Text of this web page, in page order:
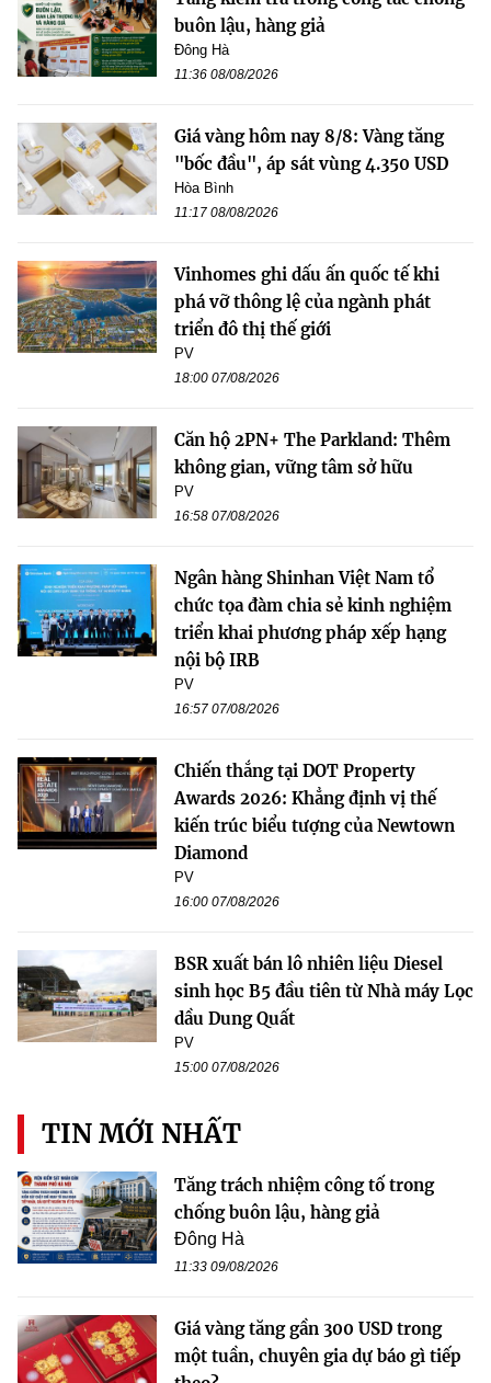
buôn lậu, hàng giả
Đông Hà
11:36 08/08/2026
Giá vàng hôm nay 8/8: Vàng tăng
"bốc đầu", áp sát vùng 4.350 USD
Hòa Bình
11:17 08/08/2026
Vinhomes ghi dấu ấn quốc tế khi
phá vỡ thông lệ của ngành phát
triển đô thị thế giới
PV
18:00 07/08/2026
Căn hộ 2PN+ The Parkland: Thêm
không gian, vững tâm sở hữu
PV
16:58 07/08/2026
Ngân hàng Shinhan Việt Nam tổ
chức tọa đàm chia sẻ kinh nghiệm
triển khai phương pháp xếp hạng
nội bộ IRB
PV
16:57 07/08/2026
Chiến thắng tại DOT Property
Awards 2026: Khẳng định vị thế
kiến trúc biểu tượng của Newtown
Diamond
PV
16:00 07/08/2026
BSR xuất bán lô nhiên liệu Diesel
sinh học B5 đầu tiên từ Nhà máy Lọc
dầu Dung Quất
PV
15:00 07/08/2026
TIN MỚI NHẤT
Tăng trách nhiệm công tố trong
chống buôn lậu, hàng giả
Đông Hà
11:33 09/08/2026
Giá vàng tăng gần 300 USD trong
một tuần, chuyên gia dự báo gì tiếp